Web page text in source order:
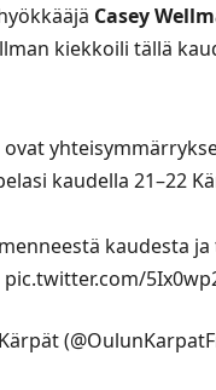
Casey
kiekkoili tällä
ovat
kaudella 21–22
kaudesta
pic.twitter.com/